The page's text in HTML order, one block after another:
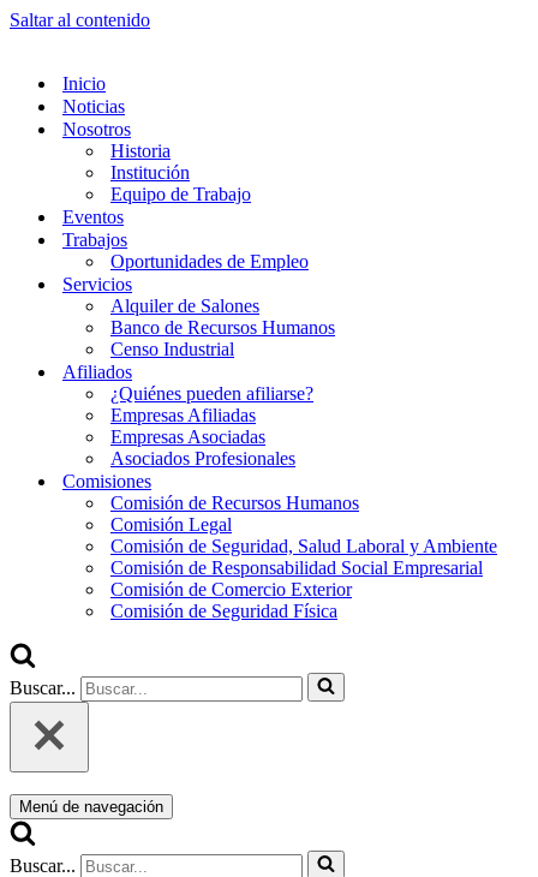
Saltar al contenido
Inicio
Noticias
Nosotros
Historia
Institución
Equipo de Trabajo
Eventos
Trabajos
Oportunidades de Empleo
Servicios
Alquiler de Salones
Banco de Recursos Humanos
Censo Industrial
Afiliados
¿Quiénes pueden afiliarse?
Empresas Afiliadas
Empresas Asociadas
Asociados Profesionales
Comisiones
Comisión de Recursos Humanos
Comisión Legal
Comisión de Seguridad, Salud Laboral y Ambiente
Comisión de Responsabilidad Social Empresarial
Comisión de Comercio Exterior
Comisión de Seguridad Física
Buscar...
Menú de navegación
Buscar...